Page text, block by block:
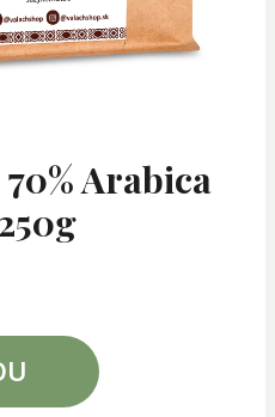
Arabica